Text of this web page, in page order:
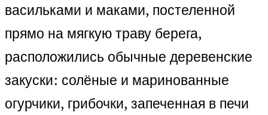
васильками и маками, постеленной
прямо на мягкую траву берега,
расположились обычные деревенские
закуски: солёные и маринованные
огурчики, грибочки, запеченная в печи